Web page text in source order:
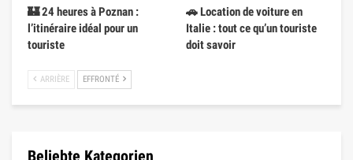
🏰 24 heures à Poznan :
l’itinéraire idéal pour un
touriste
🚗 Location de voiture en
Italie : tout ce qu’un touriste
doit savoir
ARRIÈRE EFFRONTÉ
Beliebte Kategorien